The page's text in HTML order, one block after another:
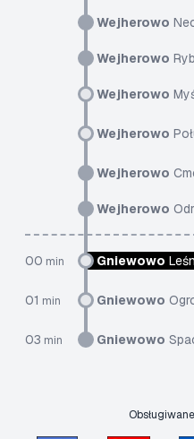
Wejherowo
Wejherowo
Wejherowo
Wejherowo
Wejherowo
Wejherowo
00 min Gniewowo
01 min Gniewowo
03 min Gniewowo